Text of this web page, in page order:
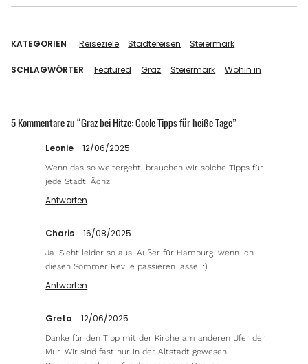
KATEGORIEN Reiseziele Städtereisen Steiermark
SCHLAGWÖRTER Featured Graz Steiermark Wohin in
5 Kommentare zu “Graz bei Hitze: Coole Tipps für heiße Tage”
Leonie 12/06/2025
Wenn das so weitergeht, brauchen wir solche Tipps für
jede Stadt. Ächz
Antworten
Charis 16/08/2025
Ja. Sieht leider so aus. Außer für Hamburg, wenn ich
diesen Sommer Revue passieren lasse. :)
Antworten
Greta 12/06/2025
Danke für den Tipp mit der Kirche am anderen Ufer der
Mur. Wir sind fast nur in der Altstadt gewesen.